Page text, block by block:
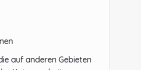
auf anderen Gebieten